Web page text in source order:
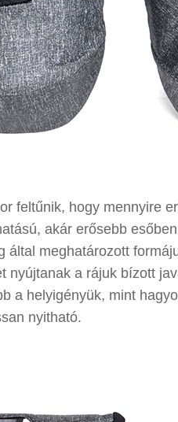
feltűnik, hogy mennyire
akár erősebb
által meghatározott
nyújtanak a rájuk bízott
a helyigényük, mint
nyitható.